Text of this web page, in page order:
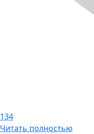
134
Читать полностью